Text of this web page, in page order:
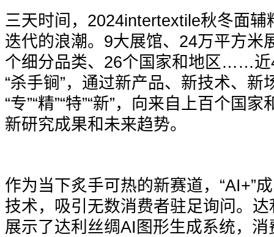
三天时间，2024intertextile秋冬面
迭代的浪潮。9大展馆、24万平方米
个细分品类、26个国家和地区……近
“杀手锏”，通过新产品、新技术、
“专”“精”“特”“新”，向来自上百个国
新研究成果和未来趋势。
作为当下炙手可热的新赛道，“AI+”
技术，吸引无数消费者驻足询问。
展示了达利丝绸AI图形生成系统，